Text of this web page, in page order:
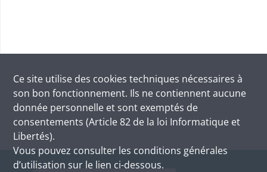
Ce site utilise des cookies techniques nécessaires à
son bon fonctionnement. Ils ne contiennent aucune
donnée personnelle et sont exemptés de
consentements (Article 82 de la loi Informatique et
Libertés).
Vous pouvez consulter les conditions générales
d’utilisation sur le lien ci-dessous.